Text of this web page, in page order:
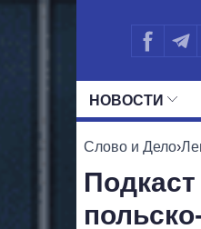
НОВОСТИ
Слово и Дело›